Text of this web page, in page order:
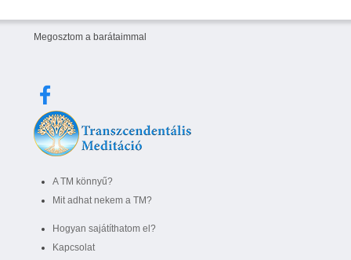
Megosztom a barátaimmal
A TM könnyű?
Mit adhat nekem a TM?
Hogyan sajátíthatom el?
Kapcsolat